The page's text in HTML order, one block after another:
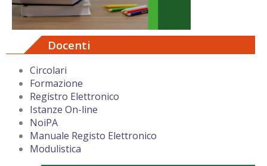
Docenti
Circolari
Formazione
Registro Elettronico
Istanze On-line
NoiPA
Manuale Registo Elettronico
Modulistica